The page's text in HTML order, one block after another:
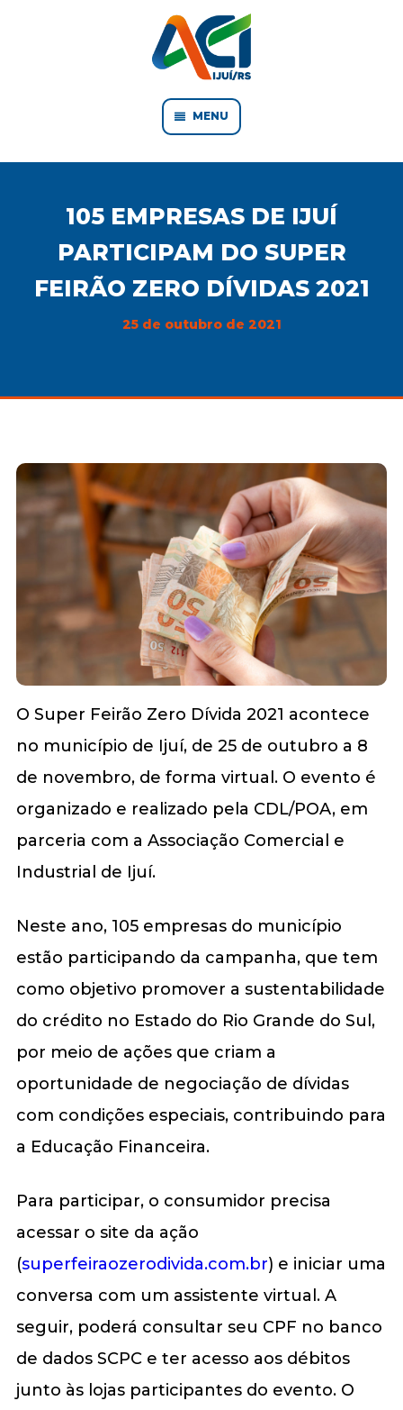
MENU
105 EMPRESAS DE IJUÍ
PARTICIPAM DO SUPER
FEIRÃO ZERO DÍVIDAS 2021
25 de outubro de 2021
O Super Feirão Zero Dívida 2021 acontece
no município de Ijuí, de 25 de outubro a 8
de novembro, de forma virtual. O evento é
organizado e realizado pela CDL/POA, em
parceria com a Associação Comercial e
Industrial de Ijuí.
Neste ano, 105 empresas do município
estão participando da campanha, que tem
como objetivo promover a sustentabilidade
do crédito no Estado do Rio Grande do Sul,
por meio de ações que criam a
oportunidade de negociação de dívidas
com condições especiais, contribuindo para
a Educação Financeira.
Para participar, o consumidor precisa
acessar o site da ação
(superfeiraozerodivida.com.br) e iniciar uma
conversa com um assistente virtual. A
seguir, poderá consultar seu CPF no banco
de dados SCPC e ter acesso aos débitos
junto às lojas participantes do evento. O